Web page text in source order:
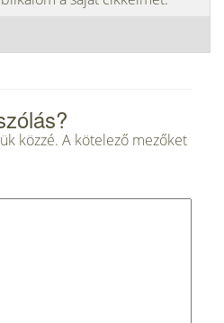
közzé. A kötelező mezőket